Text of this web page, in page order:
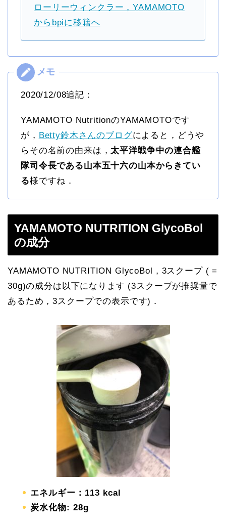
ローリーウィンクラー，YAMAMOTO
からbpiに移籍へ
2020/12/08追記：
YAMAMOTO NutritionのYAMAMOTOです
が， Betty鈴木さんのブログによると，どうや
らその名前の由来は， 太平洋戦争中の連合艦
隊司令長である山本五十六の山本からきてい
る様ですね．
YAMAMOTO NUTRITION GlycoBol
の成分
YAMAMOTO NUTRITION GlycoBol，3スクープ ( =
30g)の成分は以下になります (3スクープが推奨量で
あるため，3スクープでの表示です)．
エネルギー：113 kcal
炭水化物: 28g